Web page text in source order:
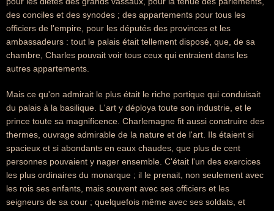
des conciles et des synodes ; des appartements pour tous les
officiers de l'empire, pour les députés des provinces et les
ambassadeurs : tout le palais était tellement disposé, que, de sa
chambre, Charles pouvait voir tous ceux qui entraient dans les
autres appartements.
Mais ce qu'on admirait le plus était le riche portique qui conduisait
du palais à la basilique. L'art y déploya toute son industrie, et le
prince toute sa magnificence. Charlemagne fit aussi construire des
thermes, ouvrage admirable de la nature et de l'art. Ils étaient si
spacieux et si abondants en eaux chaudes, que plus de cent
personnes pouvaient y nager ensemble. C'était l'un des exercices
les plus ordinaires du monarque ; il le prenait, non seulement avec
les rois ses enfants, mais souvent avec ses officiers et les
seigneurs de sa cour ; quelquefois même avec ses soldats, et